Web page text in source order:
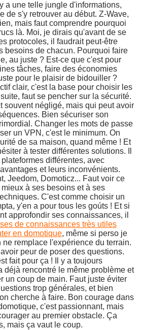
a une telle jungle d'informations,
de s'y retrouver au début. Z-Wave,
mais faut comprendre pourquoi
là. Moi, je dirais qu'avant de se
protocoles, il faudrait peut-être
besoins de chacun. Pourquoi faire
au juste ? Est-ce que c'est pour
tâches, faire des économies
pour le plaisir de bidouiller ?
clair, c'est la base pour choisir les
faut se pencher sur la sécurité.
souvent négligé, mais qui peut avoir
Bien sécuriser son
Changer les mots de passe
un VPN, c'est le minimum. On
de sa maison, quand même ! Et
à tester différentes solutions. Il
différentes, avec
et leurs inconvénients.
Jeedom, Domoticz... Faut voir ce
à ses besoins et à ses
C'est comme choisir un
y'en a pour tous les goúts ! Et si
approfondir ses connaissances, il
de connaissances très utiles
en domotique, même si perso je
ne remplace l'expérience du terrain.
peur de poser des questions.
fait pour ça ! Il y a toujours
déjà rencontré le même problème et
un coup de main. Faut juste éviter
trop générales, et bien
cherche à faire. Bon courage dans
c'est passionnant, mais
au premier obstacle. Ça
mais ça vaut le coup.